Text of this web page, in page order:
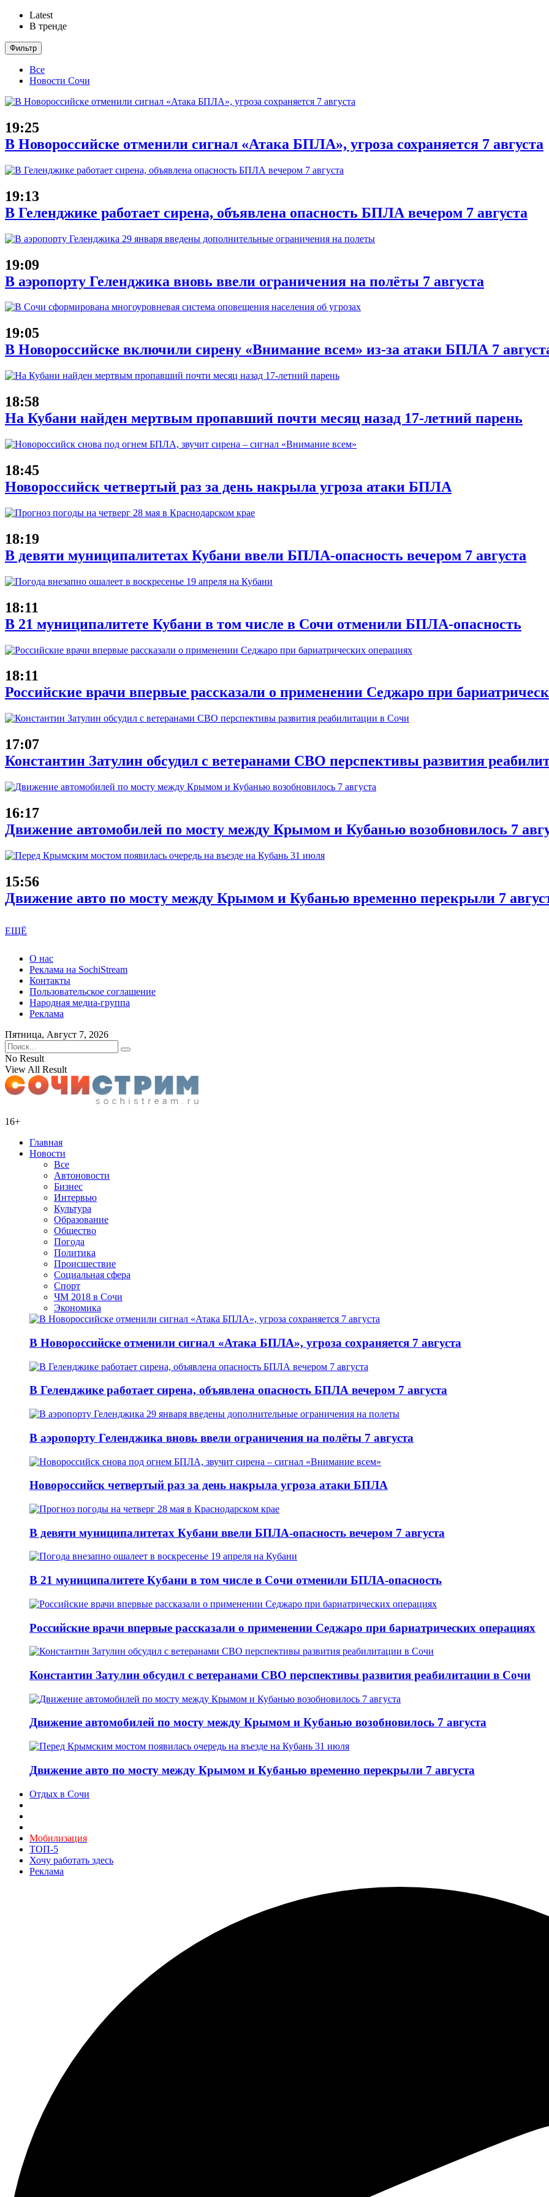
Latest
В тренде
Фильтр
Все
Новости Сочи
19:25
В Новороссийске отменили сигнал «Атака БПЛА», угроза сохраняется 7 августа
19:13
В Геленджике работает сирена, объявлена опасность БПЛА вечером 7 августа
19:09
В аэропорту Геленджика вновь ввели ограничения на полёты 7 августа
19:05
В Новороссийске включили сирену «Внимание всем» из-за атаки БПЛА 7
18:58
На Кубани найден мертвым пропавший почти месяц назад 17-летний парень
18:45
Новороссийск четвертый раз за день накрыла угроза атаки БПЛА
18:19
В девяти муниципалитетах Кубани ввели БПЛА-опасность вечером 7 августа
18:11
В 21 муниципалитете Кубани в том числе в Сочи отменили БПЛА-опасность
18:11
Российские врачи впервые рассказали о применении Седжаро при
17:07
Константин Затулин обсудил с ветеранами СВО перспективы развития
16:17
Движение автомобилей по мосту между Крымом и Кубанью возобновилось 7
15:56
Движение авто по мосту между Крымом и Кубанью временно перекрыли 7
ЕЩЁ
О нас
Реклама на SochiStream
Контакты
Пользовательское соглашение
Народная медиа-группа
Реклама
Пятница, Август 7, 2026
No Result
View All Result
16+
Главная
Новости
Все
Автоновости
Бизнес
Интервью
Культура
Образование
Общество
Погода
Политика
Происшествие
Социальная сфера
Спорт
ЧМ 2018 в Сочи
Экономика
В Новороссийске отменили сигнал «Атака БПЛА», угроза сохраняется 7 августа
В Геленджике работает сирена, объявлена опасность БПЛА вечером 7 августа
В аэропорту Геленджика вновь ввели ограничения на полёты 7 августа
Новороссийск четвертый раз за день накрыла угроза атаки БПЛА
В девяти муниципалитетах Кубани ввели БПЛА-опасность вечером 7 августа
В 21 муниципалитете Кубани в том числе в Сочи отменили БПЛА-опасность
Российские врачи впервые рассказали о применении Седжаро при бариатрических операциях
Константин Затулин обсудил с ветеранами СВО перспективы развития реабилитации в Сочи
Движение автомобилей по мосту между Крымом и Кубанью возобновилось 7 августа
Движение авто по мосту между Крымом и Кубанью временно перекрыли 7 августа
Отдых в Сочи
Мобилизация
ТОП-5
Хочу работать здесь
Реклама